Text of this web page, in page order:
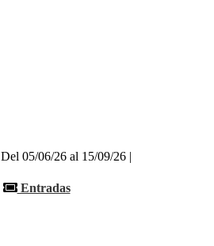
Del 05/06/26 al 15/09/26 |
Entradas